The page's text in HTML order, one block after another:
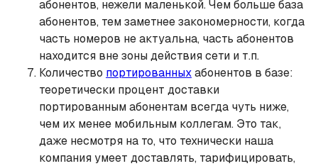
абонентов, нежели маленькой. Чем больше база
абонентов, тем заметнее закономерности, когда
часть номеров не актуальна, часть абонентов
находится вне зоны действия сети и т.п.
Количество портированныхабонентов в базе:
теоретически процент доставки
портированным абонентам всегда чуть ниже,
чем их менее мобильным коллегам. Это так,
даже несмотря на то, что технически наша
компания умеет доставлять, тарифицировать,